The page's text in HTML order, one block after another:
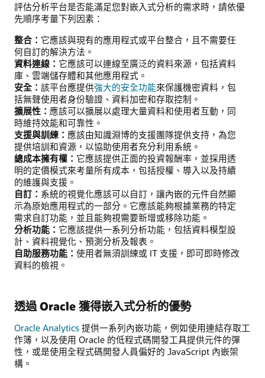
評估分析平台是否能滿足您對嵌入式分析的需求時，請依優
先順序考量下列因素：
整合： 它應該與現有的應用程式或平台整合，且不需要任
何自訂的解決方法。
資料連線： 它應該可以連線至廣泛的資料來源，包括資料
庫、雲端儲存體和其他應用程式。
安全： 該平台應提供強大的安全功能來保護機密資料，包
括無聲使用者身份驗證、資料加密和存取控制。
擴展性： 應該可以擴展以處理大量資料和使用者互動，同
時維持效能和可靠性。
支援與訓練： 應該由知識淵博的支援團隊提供支持，為您
提供培訓和資源，以協助使用者充分利用系統。
總成本擁有權： 它應該提供正面的投資報酬率，並採用透
明的定價模式來考量所有成本，包括授權、導入以及持續
的維護與支援。
自訂： 系統的視覺化應該可以自訂，讓內嵌的元件自然顯
示為原始應用程式的一部分。它應該能夠根據業務的特定
需求自訂功能，並且能夠視需要新增或移除功能。
分析功能： 它應該提供一系列分析功能，包括資料模型設
計、資料視覺化、預測分析及報表。
自助服務功能： 使用者無須訓練或 IT 支援，即可即時修改
資料的檢視。
透過 Oracle 獲得嵌入式分析的優勢
Oracle Analytics 提供一系列內嵌功能，例如使用連結存取工
作簿，以及使用 Oracle 的低程式碼開發工具提供元件的彈
性，或是使用全程式碼開發人員偏好的 JavaScript 內嵌架
構。